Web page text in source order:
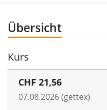
Übersicht
Kurs
CHF 21,56
07.08.2026 (gettex)